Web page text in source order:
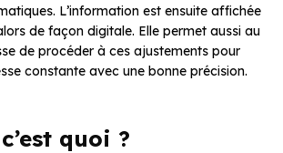
L’information est ensuite affichée
de façon digitale. Elle permet aussi au
de procéder à ces ajustements pour
constante avec une bonne précision.
quoi ?